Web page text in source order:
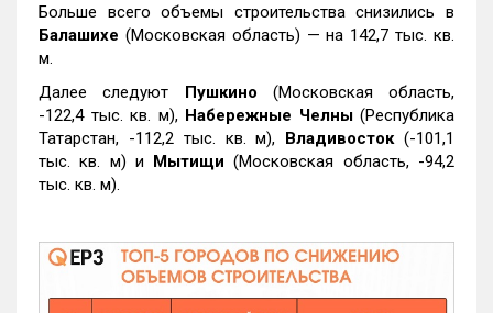
Больше всего объемы строительства снизились в
Балашихе (Московская область) — на 142,7 тыс. кв.
м.
Далее следуют Пушкино (Московская область,
-122,4 тыс. кв. м), Набережные Челны(Республика
Татарстан, -112,2 тыс. кв. м), Владивосток(-101,1
тыс. кв. м) и Мытищи (Московская область, -94,2
тыс. кв. м).